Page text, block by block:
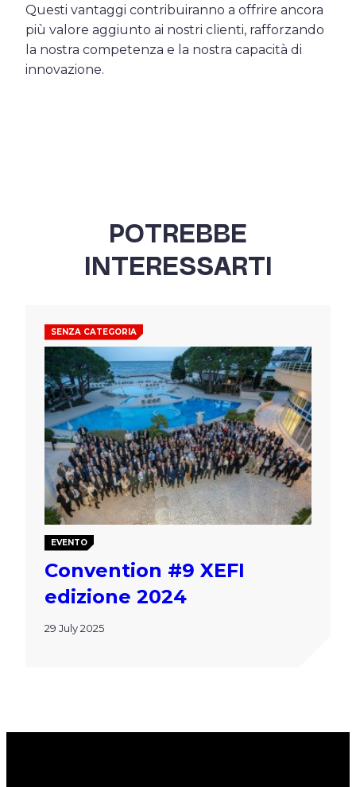
Questi vantaggi contribuiranno a offrire ancora
più valore aggiunto ai nostri clienti, rafforzando
la nostra competenza e la nostra capacità di
innovazione.
POTREBBE
INTERESSARTI
SENZA CATEGORIA
EVENTO
Convention #9 XEFI
edizione 2024
29 July 2025